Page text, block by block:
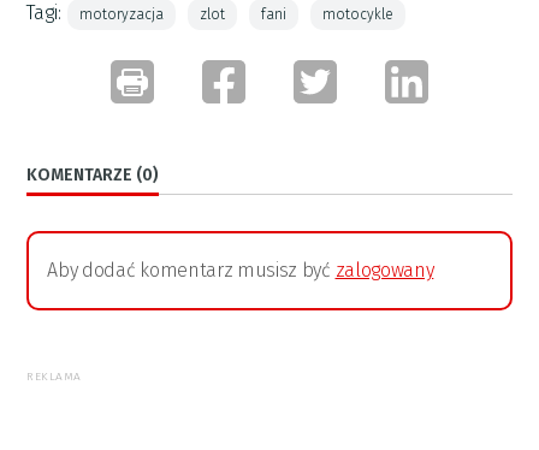
Tagi: motoryzacja zlot fani motocykle
KOMENTARZE (0)
Aby dodać komentarz musisz być zalogowany
REKLAMA